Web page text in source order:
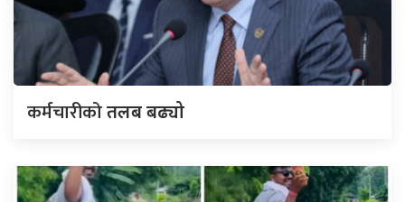
कर्मचारीकोतलब बढ्यो